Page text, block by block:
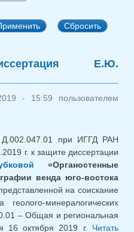
Е.Ю.
- 15:59 пользователем
Д.002.047.01 при ИГГД РАН
г. к защите диссертации
«Органостенные
венда юго-востока
представленной на соискание
минералогических
– Общая и региональная
16 октября 2019 г. Читать